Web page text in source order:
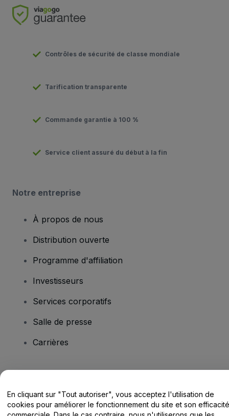
Contrôles de sécurité de classe mondiale
Tarification transparente
Commande garantie à 100 %
Service client assuré du début à la fin
Notre entreprise
À propos de nous
Distribution ouverte
Programme d'affiliation
Investisseurs
Services corporatifs
Salle de presse
Carrières
Centre d'assistance / Nous contacter
En cliquant sur "Tout autoriser", vous acceptez l'utilisation de
cookies pour améliorer le fonctionnement du site et son efficacité